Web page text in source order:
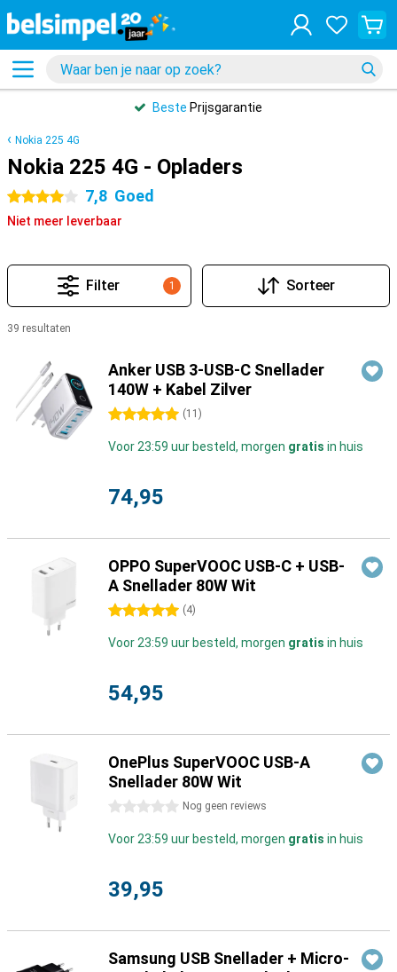
Beste Prijsgarantie
Nokia 225 4G
Nokia 225 4G - Opladers
4 sterren 7,8 Goed
Niet meer leverbaar
1
Filter Sorteer
39 resultaten
Anker USB 3-USB-C Snellader
140W + Kabel Zilver
5 sterren (11 )
Voor 23:59 uur besteld, morgen gratis in huis
74,95
OPPO SuperVOOC USB-C + USB-
A Snellader 80W Wit
5 sterren (4)
Voor 23:59 uur besteld, morgen gratis in huis
54,95
OnePlus SuperVOOC USB-A
Snellader 80W Wit
0 sterren Nog geen reviews
Voor 23:59 uur besteld, morgen gratis in huis
39,95
Samsung USB Snellader + Micro-